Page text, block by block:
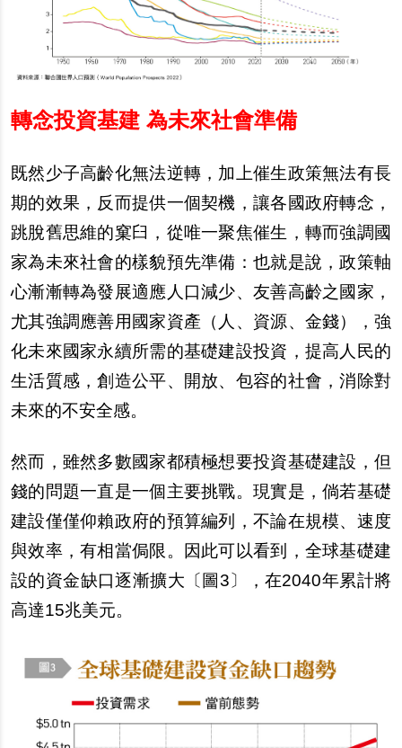
轉念投資基建 為未來社會準備
既然少子高齡化無法逆轉，加上催生政策無法有長
期的效果，反而提供一個契機，讓各國政府轉念，
跳脫舊思維的窠臼，從唯一聚焦催生，轉而強調國
家為未來社會的樣貌預先準備：也就是說，政策軸
心漸漸轉為發展適應人口減少、友善高齡之國家，
尤其強調應善用國家資產（人、資源、金錢），強
化未來國家永續所需的基礎建設投資，提高人民的
生活質感，創造公平、開放、包容的社會，消除對
未來的不安全感。
然而，雖然多數國家都積極想要投資基礎建設，但
錢的問題一直是一個主要挑戰。現實是，倘若基礎
建設僅僅仰賴政府的預算編列，不論在規模、速度
與效率，有相當侷限。因此可以看到，全球基礎建
設的資金缺口逐漸擴大〔圖3〕，在2040年累計將
高達15兆美元。